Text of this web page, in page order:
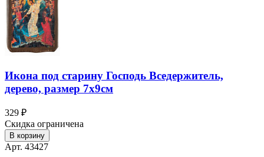
Икона под старину Господь Вседержитель,
дерево, размер 7х9см
329 ₽
Скидка ограничена
В корзину
Арт. 43427